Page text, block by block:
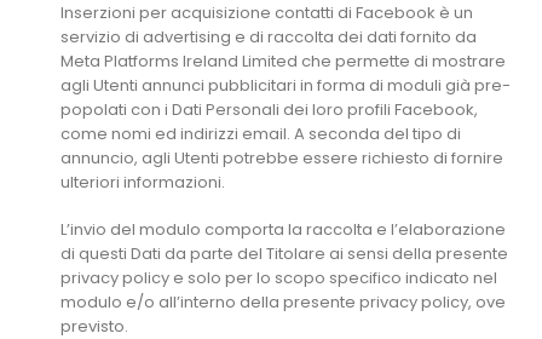
Inserzioni per acquisizione contatti di Facebook è un
servizio di advertising e di raccolta dei dati fornito da
Meta Platforms Ireland Limited che permette di mostrare
agli Utenti annunci pubblicitari in forma di moduli già pre-
popolati con i Dati Personali dei loro profili Facebook,
come nomi ed indirizzi email. A seconda del tipo di
annuncio, agli Utenti potrebbe essere richiesto di fornire
ulteriori informazioni.
L’invio del modulo comporta la raccolta e l’elaborazione
di questi Dati da parte del Titolare ai sensi della presente
privacy policy e solo per lo scopo specifico indicato nel
modulo e/o all’interno della presente privacy policy, ove
previsto.